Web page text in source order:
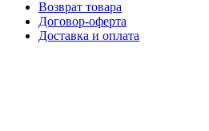
Возврат товара
Договор-оферта
Доставка и оплата